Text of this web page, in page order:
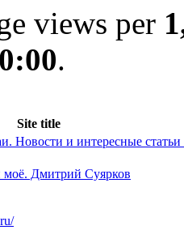
views per
.
Site title
Новости и интересные
моё. Дмитрий Суярков